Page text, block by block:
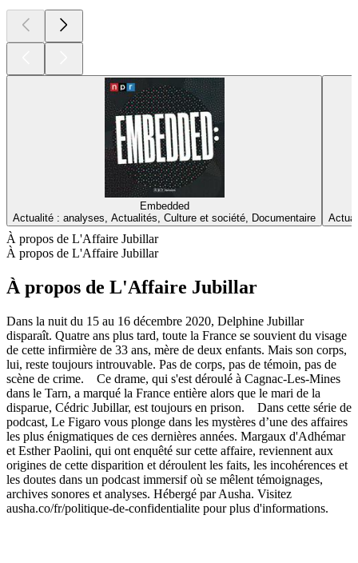
Embedded
Actualité : analyses, Actualités, Culture et société, Documentaire
À propos de L'Affaire Jubillar
À propos de L'Affaire Jubillar
À propos de L'Affaire Jubillar
Dans la nuit du 15 au 16 décembre 2020, Delphine Jubillar
disparaît. Quatre ans plus tard, toute la France se souvient du visage
de cette infirmière de 33 ans, mère de deux enfants. Mais son corps,
lui, reste toujours introuvable. Pas de corps, pas de témoin, pas de
scène de crime. Ce drame, qui s'est déroulé à Cagnac-Les-Mines
dans le Tarn, a marqué la France entière alors que le mari de la
disparue, Cédric Jubillar, est toujours en prison. Dans cette série de
podcast, Le Figaro vous plonge dans les mystères d’une des affaires
les plus énigmatiques de ces dernières années. Margaux d'Adhémar
et Esther Paolini, qui ont enquêté sur cette affaire, reviennent aux
origines de cette disparition et déroulent les faits, les incohérences et
les doutes dans un podcast immersif où se mêlent témoignages,
archives sonores et analyses. Hébergé par Ausha. Visitez
ausha.co/fr/politique-de-confidentialite pour plus d'informations.